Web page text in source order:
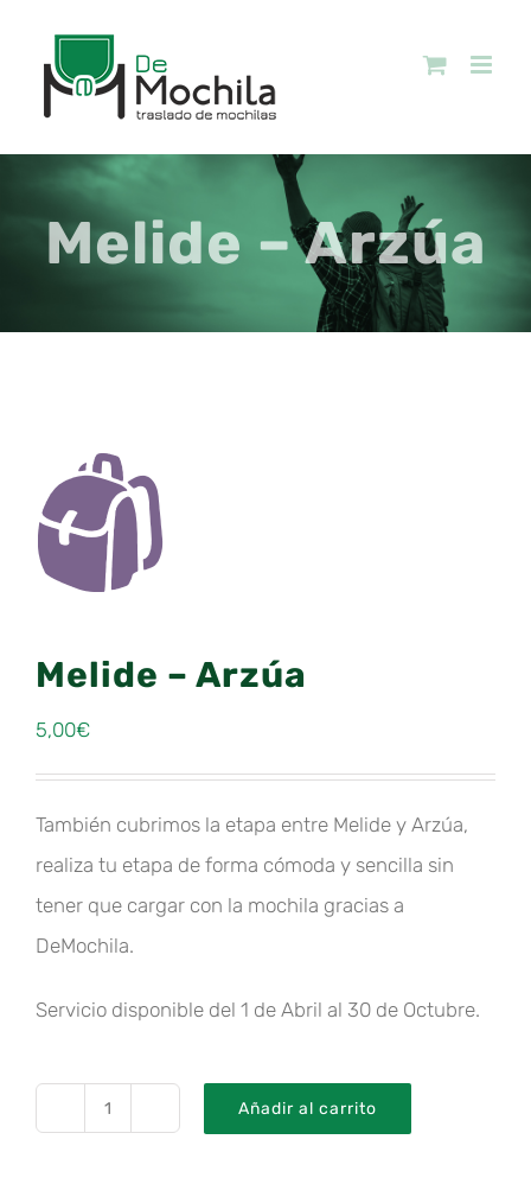
content
Melide – Arzúa
Melide – Arzúa
5,00€
También cubrimos la etapa entre Melide y Arzúa,
realiza tu etapa de forma cómoda y sencilla sin
tener que cargar con la mochila gracias a
DeMochila.
Servicio disponible del 1 de Abril al 30 de Octubre.
Melide
Añadir al carrito